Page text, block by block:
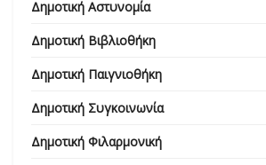
Δημοτική Αστυνομία
Δημοτική Βιβλιοθήκη
Δημοτική Παιγνιοθήκη
Δημοτική Συγκοινωνία
Δημοτική Φιλαρμονική